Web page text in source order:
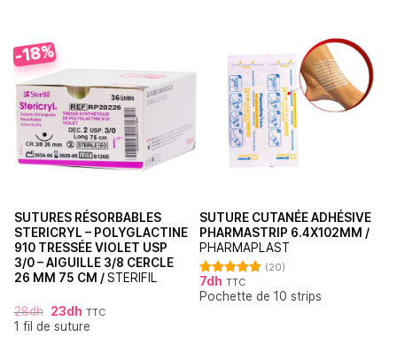
-18%
SUTURES RÉSORBABLES
STERICRYL – POLYGLACTINE
910 TRESSÉE VIOLET USP
3/0 – AIGUILLE 3/8 CERCLE
26 MM 75 CM /STERIFIL
28dh 23dh TTC
1 fil de suture
SUTURE CUTANÉE ADHÉSIVE
PHARMASTRIP 6.4X102MM /
PHARMAPLAST
Note4.90
sur 5
(20)
7dh TTC
Pochette de 10 strips